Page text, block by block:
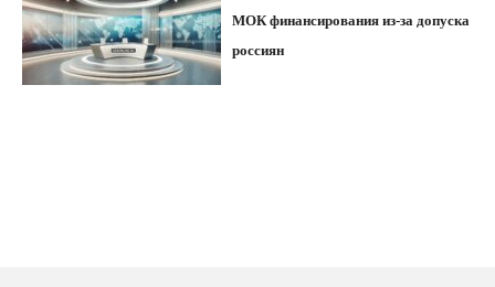
МОК финансирования из-за допуска
россиян